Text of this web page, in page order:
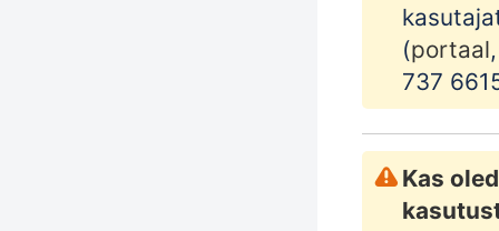
(portaal
737
Kas